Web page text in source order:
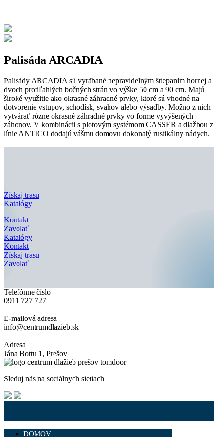
Palisáda ARCADIA
Palisády ARCADIA sú vyrábané nepravidelným štiepaním hornej a
dvoch protiľahlých bočných strán vo výške 50 cm a 90 cm. Majú
široké využitie ako okrasné záhradné prvky, ktoré sú vhodné na
dotvorenie vstupov, schodísk, svahov alebo výsadby. Možno z nich
vytvárať rôzne okrasné záhradné prvky vo forme vyvýšených
záhonov. V kombinácii s plotovým systémom CASSER a dlažbou z
línie ANTICO dodajú vášmu domovu dokonalý rustikálny nádych.
Získaj trasu
Katalógy
Kontakt
Zavolať
Katalógy
Kontakt
Získaj trasu
Zavolať
Telefónne číslo
0911 727 727
E-mailová adresa
info@centrumdlazieb.sk
Adresa
Jána Bottu 1, Prešov
Sleduj nás na sociálnych sietiach
DOMOV